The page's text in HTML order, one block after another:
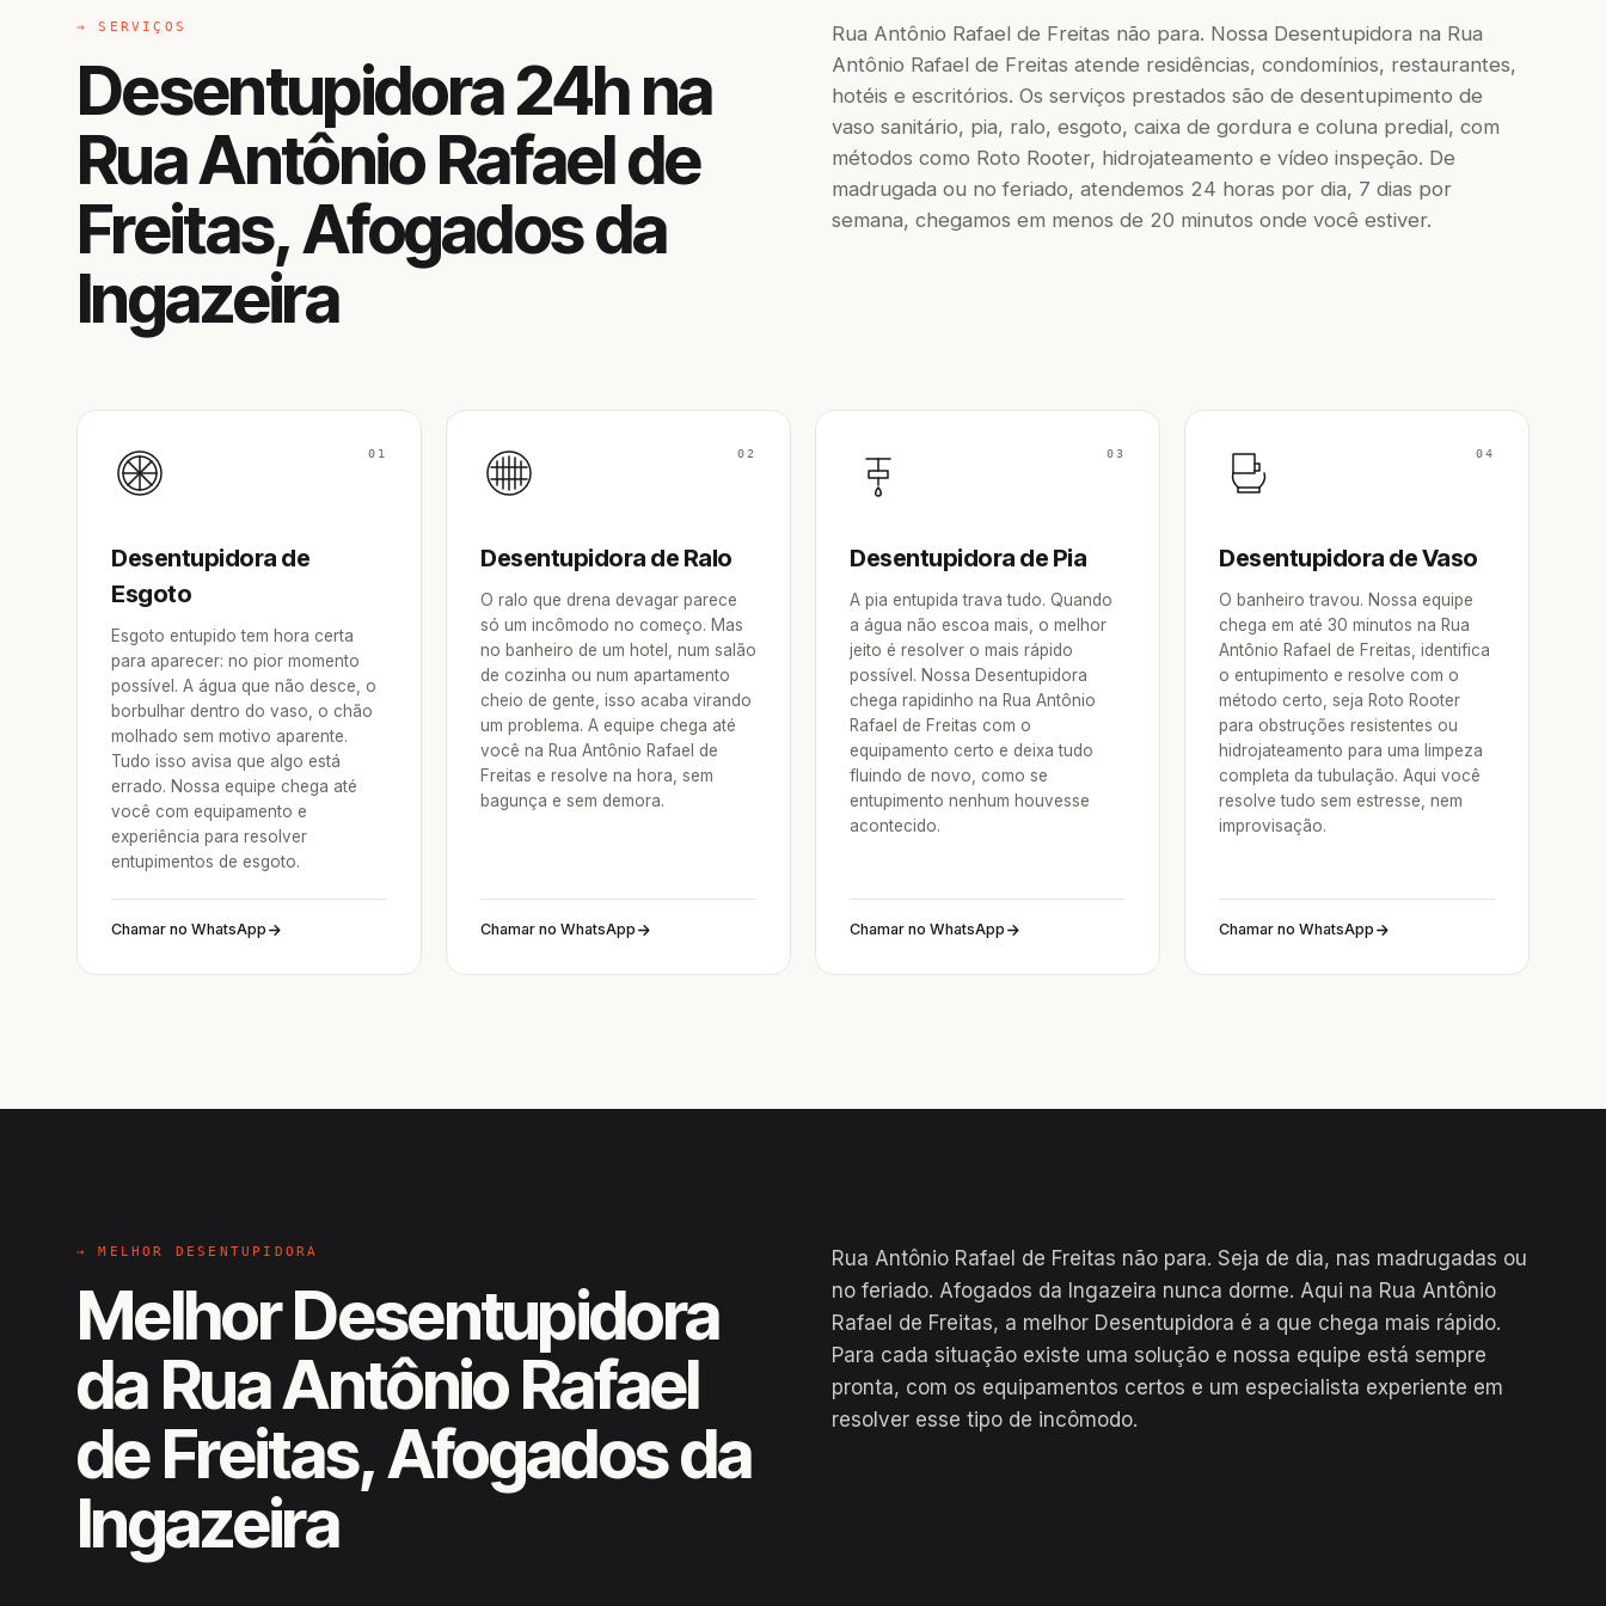
→ SERVIÇOS
Desentupidora 24h na
Rua Antônio Rafael de
Freitas, Afogados da
Ingazeira
Rua Antônio Rafael de Freitas não para. Nossa Desentupidora na Rua
Antônio Rafael de Freitas atende residências, condomínios, restaurantes,
hotéis e escritórios. Os serviços prestados são de desentupimento de
vaso sanitário, pia, ralo, esgoto, caixa de gordura e coluna predial, com
métodos como Roto Rooter, hidrojateamento e vídeo inspeção. De
madrugada ou no feriado, atendemos 24 horas por dia, 7 dias por
semana, chegamos em menos de 20 minutos onde você estiver.
01
Desentupidora de
Esgoto
Esgoto entupido tem hora certa
para aparecer: no pior momento
possível. A água que não desce, o
borbulhar dentro do vaso, o chão
molhado sem motivo aparente.
Tudo isso avisa que algo está
errado. Nossa equipe chega até
você com equipamento e
experiência para resolver
entupimentos de esgoto.
Chamar no WhatsApp
02
Desentupidora de Ralo
O ralo que drena devagar parece
só um incômodo no começo. Mas
no banheiro de um hotel, num salão
de cozinha ou num apartamento
cheio de gente, isso acaba virando
um problema. A equipe chega até
você na Rua Antônio Rafael de
Freitas e resolve na hora, sem
bagunça e sem demora.
Chamar no WhatsApp
03
Desentupidora de Pia
A pia entupida trava tudo. Quando
a água não escoa mais, o melhor
jeito é resolver o mais rápido
possível. Nossa Desentupidora
chega rapidinho na Rua Antônio
Rafael de Freitas com o
equipamento certo e deixa tudo
fluindo de novo, como se
entupimento nenhum houvesse
acontecido.
Chamar no WhatsApp
04
Desentupidora de Vaso
O banheiro travou. Nossa equipe
chega em até 30 minutos na Rua
Antônio Rafael de Freitas, identifica
o entupimento e resolve com o
método certo, seja Roto Rooter
para obstruções resistentes ou
hidrojateamento para uma limpeza
completa da tubulação. Aqui você
resolve tudo sem estresse, nem
improvisação.
Chamar no WhatsApp
→ MELHOR DESENTUPIDORA
Melhor Desentupidora
da Rua Antônio Rafael
de Freitas, Afogados da
Ingazeira
Rua Antônio Rafael de Freitas não para. Seja de dia, nas madrugadas ou
no feriado. Afogados da Ingazeira nunca dorme. Aqui na Rua Antônio
Rafael de Freitas, a melhor Desentupidora é a que chega mais rápido.
Para cada situação existe uma solução e nossa equipe está sempre
pronta, com os equipamentos certos e um especialista experiente em
resolver esse tipo de incômodo.
EM CAMPO